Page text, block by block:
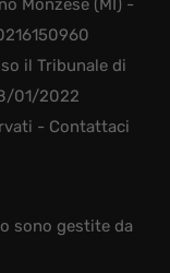
Monzese (MI) -
il Tribunale di
01/2022
- Contattaci
sono gestite da